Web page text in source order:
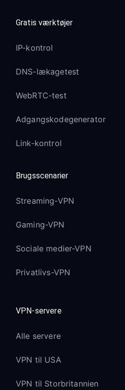
Gratis værktøjer
IP-kontrol
DNS-lækagetest
WebRTC-test
Adgangskodegenerator
Link-kontrol
Brugsscenarier
Streaming-VPN
Gaming-VPN
Sociale medier-VPN
Privatlivs-VPN
VPN-servere
Alle servere
VPN til USA
VPN til Storbritannien